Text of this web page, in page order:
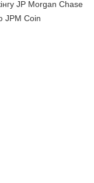
JP Morgan Chase
JPM Coin